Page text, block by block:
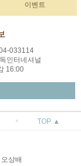
이벤트
033114
인터네셔널
16:00
TOP ▲
상배